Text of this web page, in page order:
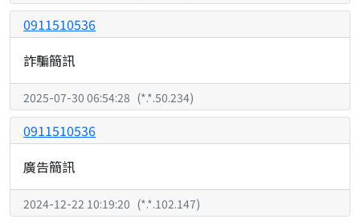
0911510536
詐騙簡訊
2025-07-30 06:54:28 (*.*.50.234)
0911510536
廣告簡訊
2024-12-22 10:19:20 (*.*.102.147)